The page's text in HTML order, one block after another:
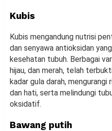
Kubis
Kubis mengandung nutrisi
dan senyawa antioksidan
kesehatan tubuh. Berbagai
hijau, dan merah, telah
kadar gula darah, mengurangi
dan hati, serta melindungi
oksidatif.
Bawang putih